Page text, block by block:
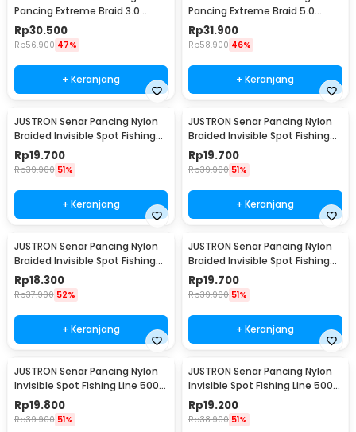
Pancing Extreme Braid 3.0
300M - FM-PEL
Rp30.500
Rp56.900 47%
+ Keranjang
Pancing Extreme Braid 5.0
300M - FM-PEL
Rp31.900
Rp58.900 46%
+ Keranjang
JUSTRON Senar Pancing Nylon
Braided Invisible Spot Fishing
Line 500M 0.6 - DPLS
Rp19.700
Rp39.900 51%
+ Keranjang
JUSTRON Senar Pancing Nylon
Braided Invisible Spot Fishing
Line 500M 0.4 - DPLS
Rp19.700
Rp39.900 51%
+ Keranjang
JUSTRON Senar Pancing Nylon
Braided Invisible Spot Fishing
Line 500M 1.2 - DPLS
Rp18.300
Rp37.900 52%
+ Keranjang
JUSTRON Senar Pancing Nylon
Braided Invisible Spot Fishing
Line 500M 1.0 - DPLS
Rp19.700
Rp39.900 51%
+ Keranjang
JUSTRON Senar Pancing Nylon
Invisible Spot Fishing Line 500M
4.0 - MR-500M
Rp19.800
Rp39.900 51%
JUSTRON Senar Pancing Nylon
Invisible Spot Fishing Line 500M
6.0 - MR-500M
Rp19.200
Rp38.900 51%